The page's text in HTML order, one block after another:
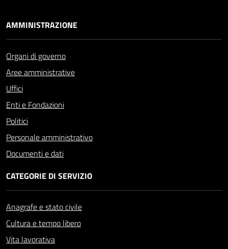
AMMINISTRAZIONE
Organi di governo
Aree amministrative
Uffici
Enti e Fondazioni
Politici
Personale amministrativo
Documenti e dati
CATEGORIE DI SERVIZIO
Anagrafe e stato civile
Cultura e tempo libero
Vita lavorativa